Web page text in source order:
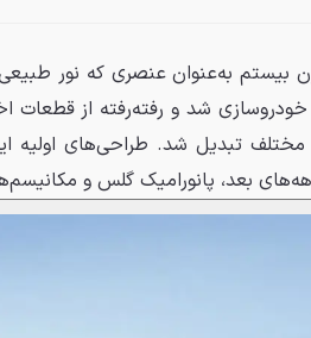
بیستم به‌عنوان عنصری که نور
شد و رفته‌رفته از
مختلف تبدیل شد. طراحی‌های
بعد، پانورامیک گلس و